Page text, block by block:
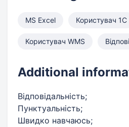
MS Excel Користувач 1С
Користувач WMS
Additional
Відповідальність;
Пунктуальність;
Швидко навчаюсь;